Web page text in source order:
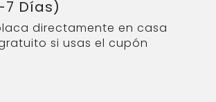
Días)
directamente en casa
si usas el cupón